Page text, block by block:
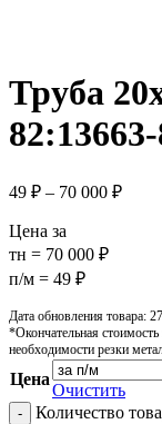
Труба
49 ₽ – 70 000 ₽
Цена за
тн = 70 000 ₽
п/м = 49 ₽
Дата обновления товара:
*Окончательная
необходимости резки
Цена
Очистить
Количество